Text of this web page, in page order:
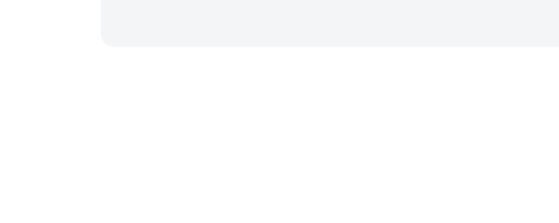
و کار خوش هستید و می خواهید در یک بازه زمانی